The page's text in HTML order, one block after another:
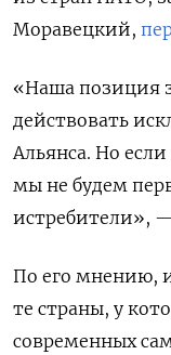
Моравецкий,
«Наша позиция
действовать
Альянса. Но
мы не будем
истребители»,
По его мнению,
те страны, у
современных